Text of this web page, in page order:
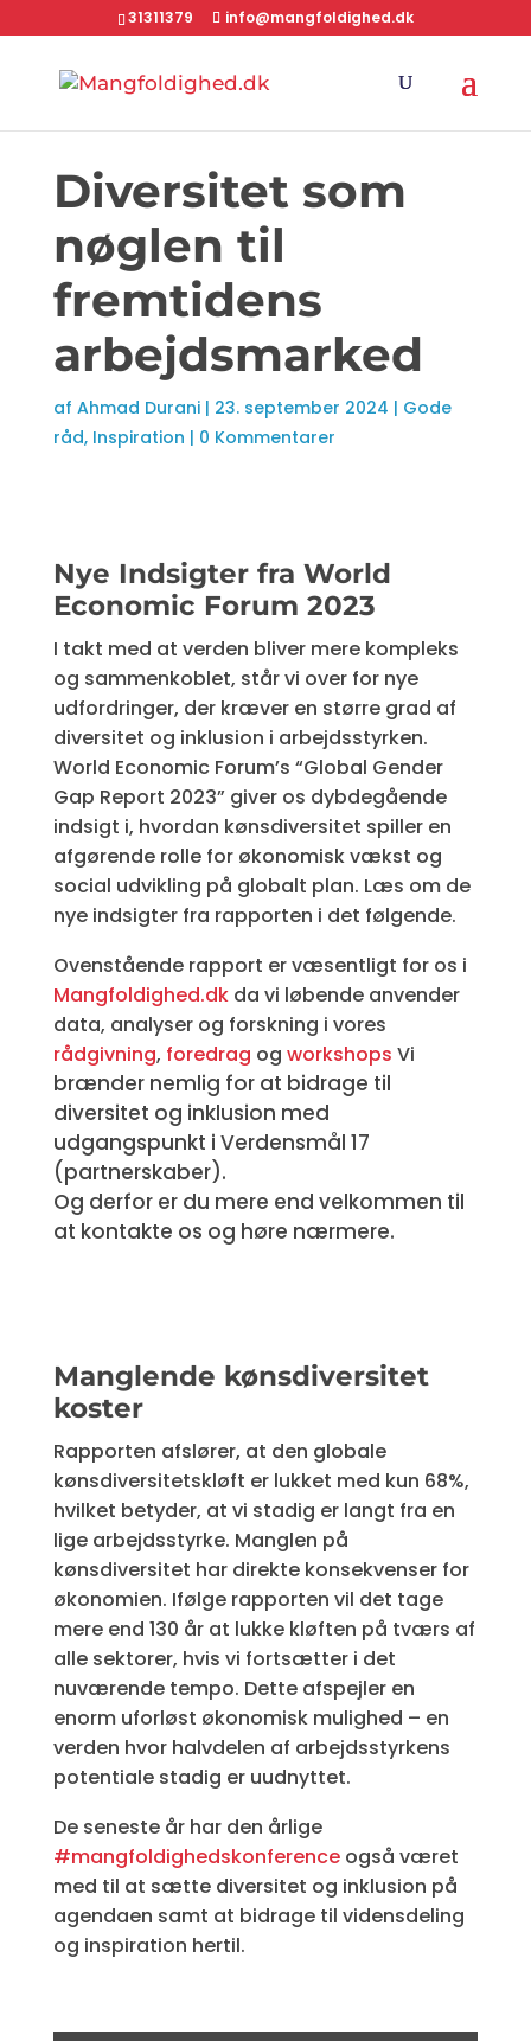
31311379 info@mangfoldighed.dk
Diversitet som
nøglen til
fremtidens
arbejdsmarked
af Ahmad Durani| 23. september 2024 | Gode
råd, Inspiration | 0 Kommentarer
Nye Indsigter fra World
Economic Forum 2023
I takt med at verden bliver mere kompleks
og sammenkoblet, står vi over for nye
udfordringer, der kræver en større grad af
diversitet og inklusion i arbejdsstyrken.
World Economic Forum’s “Global Gender
Gap Report 2023” giver os dybdegående
indsigt i, hvordan kønsdiversitet spiller en
afgørende rolle for økonomisk vækst og
social udvikling på globalt plan. Læs om de
nye indsigter fra rapporten i det følgende.
Mangfoldighed.dkda vi løbende anvender
rådgivning, foredrag og workshops
brænder nemlig for at bidrage til
diversitet og inklusion med
udgangspunkt i Verdensmål 17
(partnerskaber).
Og derfor er du mere end velkommen til
at kontakte os og høre nærmere.
Manglende kønsdiversitet
koster
Rapporten afslører, at den globale
kønsdiversitetskløft er lukket med kun 68%,
hvilket betyder, at vi stadig er langt fra en
lige arbejdsstyrke. Manglen på
kønsdiversitet har direkte konsekvenser for
økonomien. Ifølge rapporten vil det tage
mere end 130 år at lukke kløften på tværs af
alle sektorer, hvis vi fortsætter i det
nuværende tempo. Dette afspejler en
enorm uforløst økonomisk mulighed – en
verden hvor halvdelen af arbejdsstyrkens
potentiale stadig er uudnyttet.
De seneste år har den årlige
#mangfoldighedskonferenceogså været
med til at sætte diversitet og inklusion på
agendaen samt at bidrage til vidensdeling
og inspiration hertil.